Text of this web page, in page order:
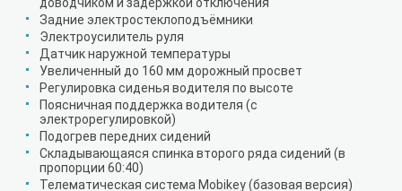
Задние электростеклоподъёмники
Электроусилитель руля
Датчик наружной температуры
Увеличенный до 160 мм дорожный просвет
Регулировка сиденья водителя по высоте
Поясничная поддержка водителя (с
электрорегулировкой)
Подогрев передних сидений
Складывающаяся спинка второго ряда сидений (в
пропорции 60:40)
Телематическая система Mobikey (базовая версия)